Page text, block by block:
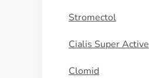
Stromectol
Cialis Super Active
Clomid